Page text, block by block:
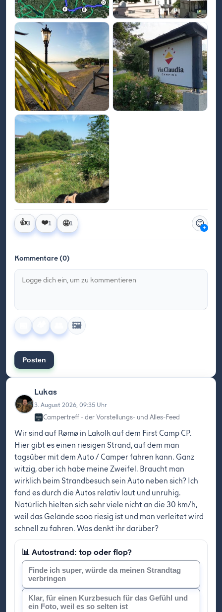
👍3 ❤️1 🤩1 😊+
Kommentare (0)
🖼️
Posten
Lukas
3. August 2026, 09:35 Uhr
Campertreff - der Vorstellungs- und Alles-Feed
Wir sind auf Rømø in Lakolk auf dem First Camp CP.
Hier gibt es einen riesigen Strand, auf dem man
tagsüber mit dem Auto / Camper fahren kann. Ganz
witzig, aber ich habe meine Zweifel. Braucht man
wirklich beim Strandbesuch sein Auto neben sich? Ich
fand es durch die Autos relativ laut und unruhig.
Natürlich hielten sich sehr viele nicht an die 30 km/h,
weil das Gelände sooo riesig ist und man verleitet wird
schnell zu fahren. Was denkt ihr darüber?
📊 Autostrand: top oder flop?
Finde ich super, würde da meinen Strandtag
verbringen
Klar, für einen Kurzbesuch für das Gefühl und
ein Foto, weil es so selten ist